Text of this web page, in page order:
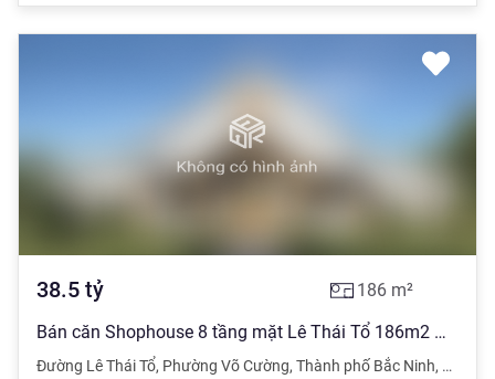
38.5 tỷ 186 m²
Bán căn Shophouse 8 tầng mặt Lê Thái Tổ 186m2 mt12m Tây Nam
Đường Lê Thái Tổ, Phường Võ Cường, Thành phố Bắc Ninh, Bắc